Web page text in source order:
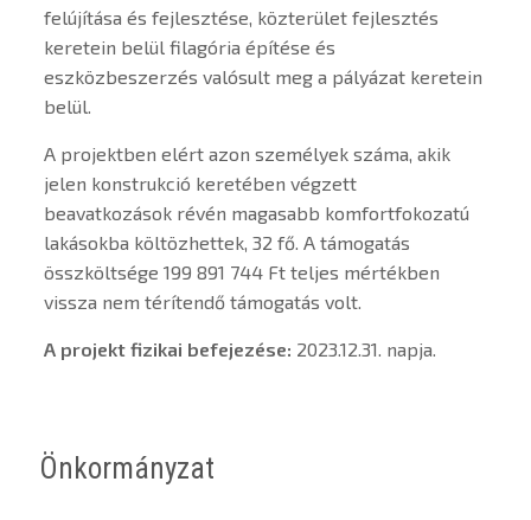
felújítása és fejlesztése, közterület fejlesztés
keretein belül filagória építése és
eszközbeszerzés valósult meg a pályázat keretein
belül.
A projektben elért azon személyek száma, akik
jelen konstrukció keretében végzett
beavatkozások révén magasabb komfortfokozatú
lakásokba költözhettek, 32 fő. A támogatás
összköltsége 199 891 744 Ft teljes mértékben
vissza nem térítendő támogatás volt.
A projekt fizikai befejezése: 2023.12.31. napja.
Önkormányzat